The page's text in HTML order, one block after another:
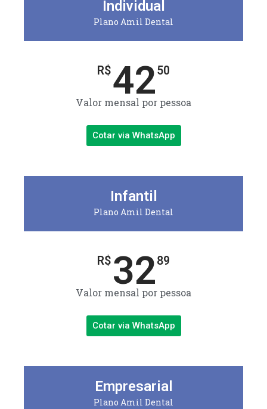
Individual
Plano Amil Dental
R$4250
Valor mensal por pessoa
Cotar via WhatsApp
Infantil
Plano Amil Dental
R$ 3289
Valor mensal por pessoa
Cotar via WhatsApp
Empresarial
Plano Amil Dental